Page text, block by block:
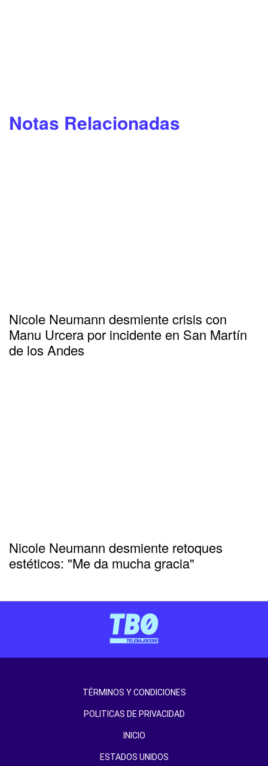
Notas Relacionadas
Nicole Neumann desmiente crisis con
Manu Urcera por incidente en San Martín
de los Andes
Nicole Neumann desmiente retoques
estéticos: "Me da mucha gracia"
TÉRMINOS Y CONDICIONES
POLITICAS DE PRIVACIDAD
INICIO
ESTADOS UNIDOS